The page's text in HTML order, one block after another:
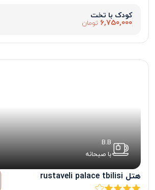
کودک با تخت
6,750,000 تومان
B.B
با صبحانه
هتل rustaveli palace tbilisi